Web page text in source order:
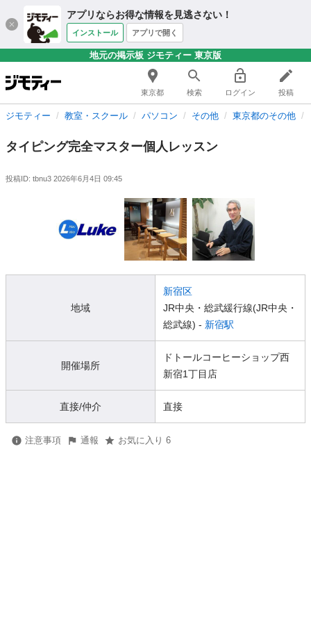
アプリならお得な情報を見逃さない！
インストール アプリで開く
地元の掲示板 ジモティー 東京版
東京都 検索 ログイン 投稿
ジモティー 教室・スクール パソコン その他 東京都のその他
タイピング完全マスター個人レッスン
投稿ID: tbnu3 2026年6月4日 09:45
地域
新宿区
JR中央・総武緩行線(JR中央・
総武線) - 新宿駅
開催場所
ドトールコーヒーショップ西
新宿1丁目店
直接/仲介 直接
注意事項 通報 お気に入り 6